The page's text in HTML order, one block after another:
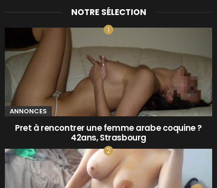
NOTRE SÉLECTION
ANNONCES
Pret à rencontrer une femme arabe coquine ?
42ans, Strasbourg